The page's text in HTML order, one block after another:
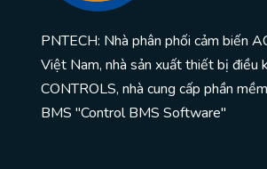
PNTECH: Nhà phân phối cảm biến
Việt Nam, nhà sản xuất thiết bị điều
CONTROLS, nhà cung cấp phần
BMS "Control BMS Software"